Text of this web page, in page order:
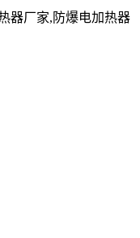
器厂家,防爆电加热器